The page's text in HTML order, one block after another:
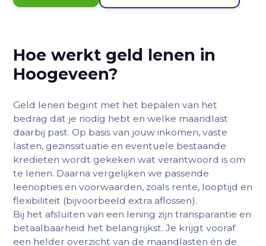
Hoe werkt geld lenen in
Hoogeveen?
Geld lenen begint met het bepalen van het
bedrag dat je nodig hebt en welke maandlast
daarbij past. Op basis van jouw inkomen, vaste
lasten, gezinssituatie en eventuele bestaande
kredieten wordt gekeken wat verantwoord is om
te lenen. Daarna vergelijken we passende
leenopties en voorwaarden, zoals rente, looptijd en
flexibiliteit (bijvoorbeeld extra aflossen).
Bij het afsluiten van een lening zijn transparantie en
betaalbaarheid het belangrijkst. Je krijgt vooraf
een helder overzicht van de maandlasten én de